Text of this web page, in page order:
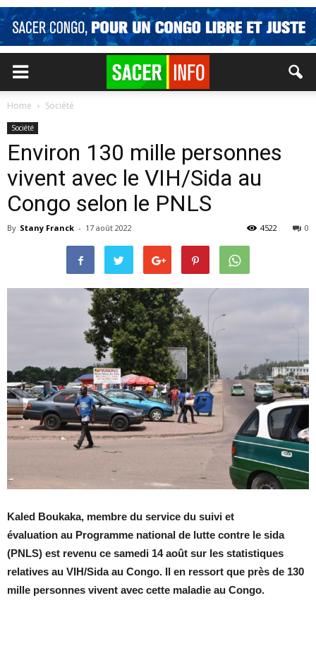
Home Société
Société
Environ 130 mille personnes
vivent avec le VIH/Sida au
Congo selon le PNLS
By Stany Franck - 17 août 2022 0
4522
Kaled Boukaka, membre du service du suivi et
évaluation au Programme national de lutte contre le sida
(PNLS) est revenu ce samedi 14 août sur les statistiques
relatives au VIH/Sidaau Congo. Il en ressort que près de 130
mille personnes vivent avec cette maladie au Congo.